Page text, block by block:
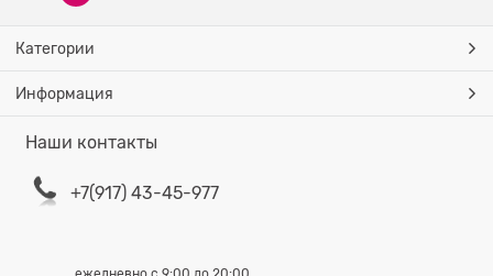
Категории
Информация
Наши контакты
+7(917) 43-45-977